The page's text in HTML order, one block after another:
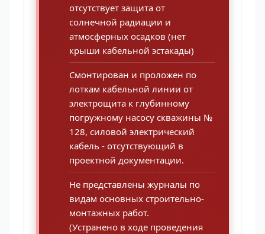
отсутствует защита от
солнечной радиации и
атмосферных осадков (нет
крыши кабельной эстакады)
Смонтирован и проложен по
лоткам кабельной линии от
электрощита к глубинному
погружному насосу скважины №
128, силовой электрический
кабель - отсутствующий в
проектной документации.
Не представлены журналы по
видам основных строительно-
монтажных работ.
(Устранено в ходе проведения